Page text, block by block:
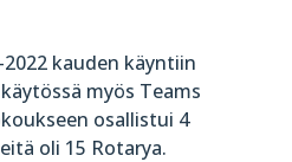
kauden käyntiin
myös Teams
osallistui 4
oli 15 Rotarya.